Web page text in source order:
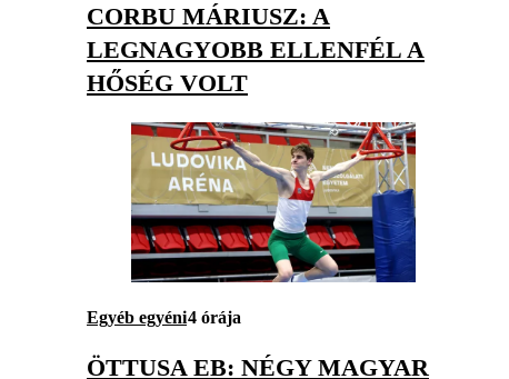
CORBU MÁRIUSZ: A
LEGNAGYOBB ELLENFÉL A
HŐSÉG VOLT
Egyéb egyéni4 órája
ÖTTUSA EB: NÉGY MAGYAR